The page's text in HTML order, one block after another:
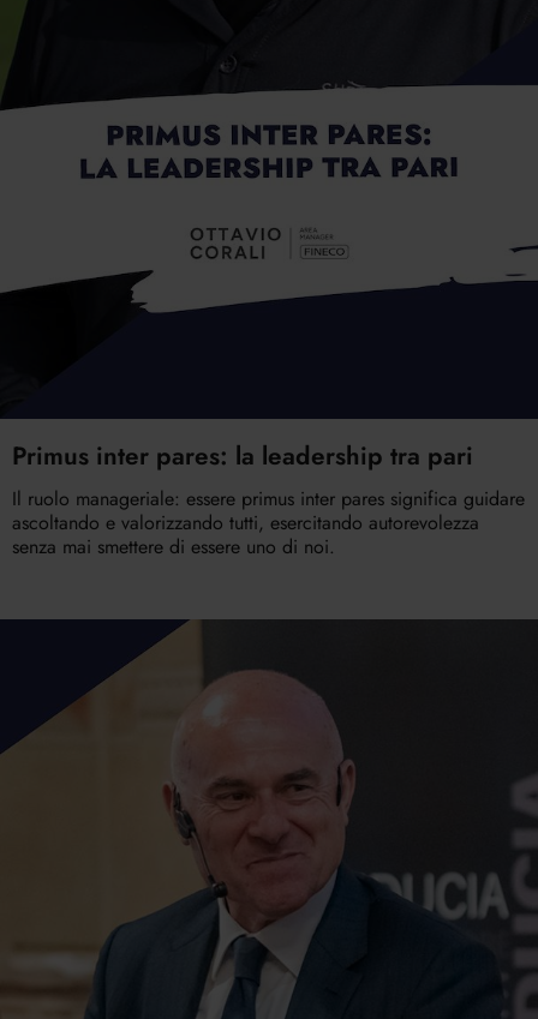
Primus inter pares: la leadership tra pari
Il ruolo manageriale: essere primus inter pares significa guidare
ascoltando e valorizzando tutti, esercitando autorevolezza
senza mai smettere di essere uno di noi.